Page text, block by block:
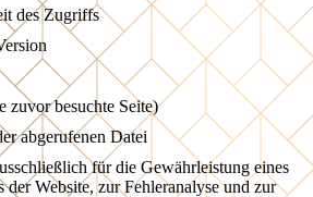
des Zugriffs
zuvor besuchte Seite)
abgerufenen Datei
für die Gewährleistung eines
der Website, zur Fehleranalyse und zur